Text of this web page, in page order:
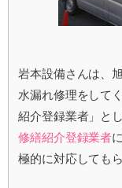
岩本設備さんは、
水漏れ修理をして
紹介登録業者」と
修繕紹介登録業者
極的に対応しても